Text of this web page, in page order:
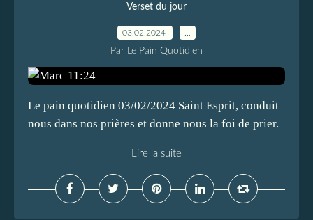
Verset du jour
03.02.2024
Par Le Pain Quotidien
Le pain quotidien 03/02/2024 Saint Esprit, conduit
nous dans nos prières et donne nous la foi de prier.
Lire la suite